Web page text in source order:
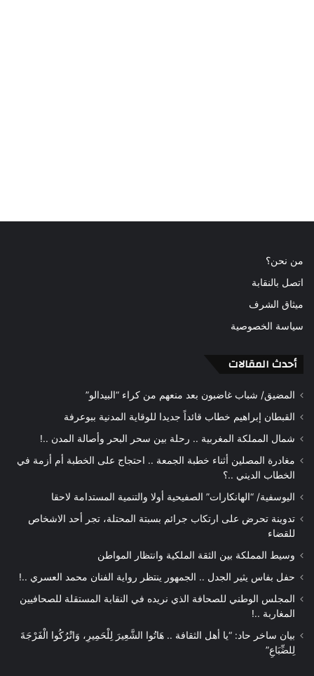
من نحن؟
اتصل بالنقابة
ميثاق الشرف
سياسة الخصوصية
أحدث المقالات
المضيق/ شباب غاضبون بعد منعهم من كراء “البيدالو”
القبطان إبراهيم خطاب قائداً جديدا للوقاية المدنية ببوعرفة
شمال المملكة المغربية .. رحلة بين سحر البحر وأصالة المدن ..!
مغادرة المصلين أثناء خطبة الجمعة .. احتجاج على الخطبة أم أزمة في
الخطاب الديني ..؟
اليوسفية/ “الهانكارات” الصفيحية أولا والتنمية المستدامة لاحقا
تدوينة تحرض على ارتكاب جرائم بسبتة المحتلة، تجر أحد الاشخاص
للقضاء
وسيط المملكة بين الثقة الملكية وانتظار المواطن
حفل بفاس يثير الجدل .. الجمهور ينتظر رواية الفنان محمد العسري ..!
المجلس الوطني للصحافة الذي نريده في النقابة المستقلة للصحافيين
المغاربة ..!
بيان ساخر حاد: “يا أهل الثقافة .. هَاتُوا الشَّعِيرَ لِلْحَمِيرِ، وَاتْرُكُوا الْفَرْجَةَ
لِلضِّبَاعِ”